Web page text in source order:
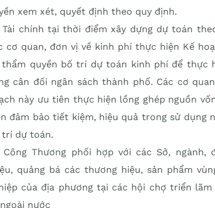
xem xét, quyết định theo quy định.
Tài chính tại thời điểm xây dựng dự toán
cơ quan, đơn vị về kinh phí thực hiện Kế
thẩm quyền bố trí dự toán kinh phí để thực
cân đối ngân sách thành phố. Các cơ
này ưu tiên thực hiện lồng ghép nguồn
đảm bảo tiết kiệm, hiệu quả trong sử dụng
trí dự toán.
Công Thương phối hợp với các Sở,
quảng bá các thương hiệu, sản phẩm
của địa phương tại các hội chợ triển
nước